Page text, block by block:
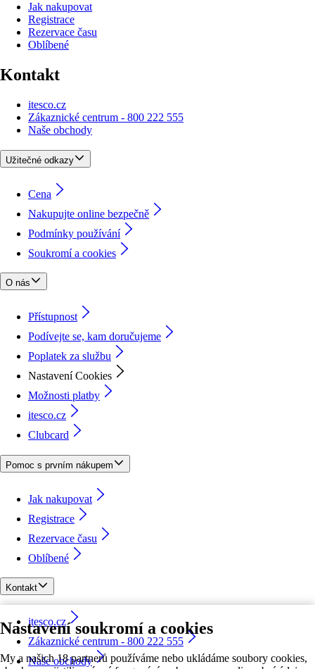
Nastavení soukromí a cookies
My a našich 18 partnerů používáme nebo ukládáme soubory cookies,
Jak nakupovat
Registrace
Rezervace času
Oblíbené
Kontakt
itesco.cz
Zákaznické centrum - 800 222 555
Naše obchody
Užitečné odkazy
Cena
Nakupujte online bezpečně
Podmínky používání
Soukromí a cookies
O nás
Přístupnost
Podívejte se, kam doručujeme
Poplatek za službu
Nastavení Cookies
Možnosti platby
itesco.cz
Clubcard
Pomoc s prvním nákupem
Jak nakupovat
Registrace
Rezervace času
Oblíbené
Kontakt
itesco.cz
Zákaznické centrum - 800 222 555
Naše obchody